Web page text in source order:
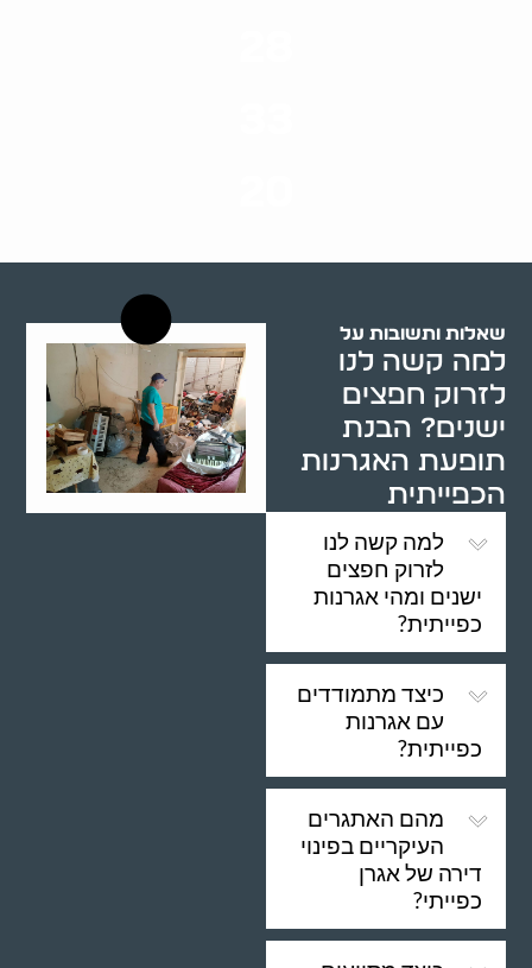
שאלות ותשובות על
למה קשה לנו
לזרוק חפצים
ישנים? הבנת
תופעת האגרנות
הכפייתית
למה קשה לנו
לזרוק חפצים
ישנים ומהי אגרנות
כפייתית?
כיצד מתמודדים
עם אגרנות
כפייתית?
מהם האתגרים
העיקריים בפינוי
דירה של אגרן
כפייתי?